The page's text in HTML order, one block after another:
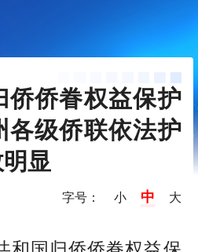
侨侨眷权益保护
各级侨联依法护
显
字号： 小 中 大